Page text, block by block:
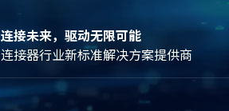
连接未来，驱动无限可能
连接器行业新标准解决方案提供商